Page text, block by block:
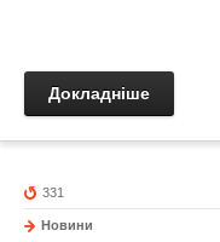
Докладніше
331
Новини